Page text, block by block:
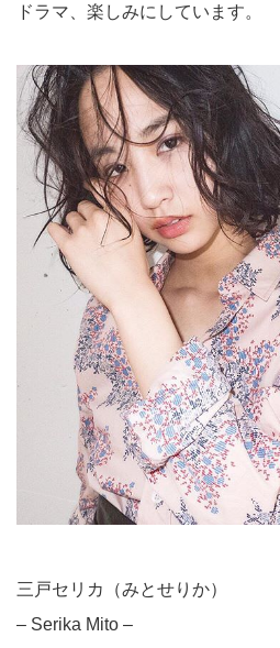
ドラマ、楽しみにしています。
三戸セリカ（みとせりか）
– Serika Mito –